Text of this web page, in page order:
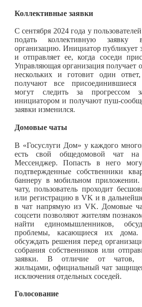
Коллективные заявки
С сентября 2024 года у
подать коллективную заявку
организацию. Инициатор публикует
и отправляет ее, когда соседи
Управляющая организация получает
нескольких и готовит один
получают все
могут следить за прогрессом
инициатором и получают пуш-
заявки изменился.
Домовые чаты
В «Госуслуги Дом» у каждого
есть свой общедомовой чат
Мессенджер. Попасть в него
подтвержденные собственники
баннеру в мобильном приложении.
чату, пользователь проходит
или регистрацию в VK и в
в чат напрямую из VK. Домовые
соцсети позволяют жителям
найти единомышленников,
проблемы, касающиеся их
обсуждать решения перед
собрания собственников или
заявки. В отличие от чатов,
жильцами, официальный чат
исключения отдельных соседей.
Голосование